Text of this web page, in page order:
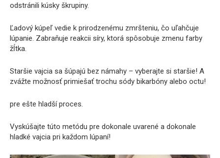
odstránili kúsky škrupiny.
Ľadový kúpeľ vedie k prirodzenému zmršteniu, čo uľahčuje
lúpanie. Zabraňuje reakcii síry, ktorá spôsobuje zmenu farby
žĺtka.
Staršie vajcia sa šúpajú bez námahy – vyberajte si staršie! A
zvážte možnosť primiešať trochu sódy bikarbóny alebo octu!
pre ešte hladší proces.
Vyskúšajte túto metódu pre dokonale uvarené a dokonale
hladké vajcia pri každom lúpaní!